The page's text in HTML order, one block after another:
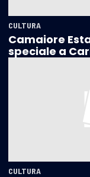
CULTURA
Camaiore
speciale a
CULTURA